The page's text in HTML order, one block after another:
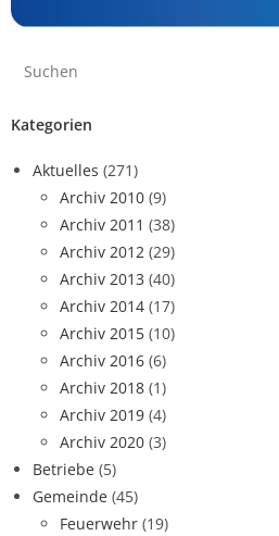
Kategorien
Aktuelles (271)
Archiv 2010 (9)
Archiv 2011 (38)
Archiv 2012 (29)
Archiv 2013 (40)
Archiv 2014 (17)
Archiv 2015 (10)
Archiv 2016 (6)
Archiv 2018 (1)
Archiv 2019 (4)
Archiv 2020 (3)
Betriebe (5)
Gemeinde (45)
Feuerwehr (19)